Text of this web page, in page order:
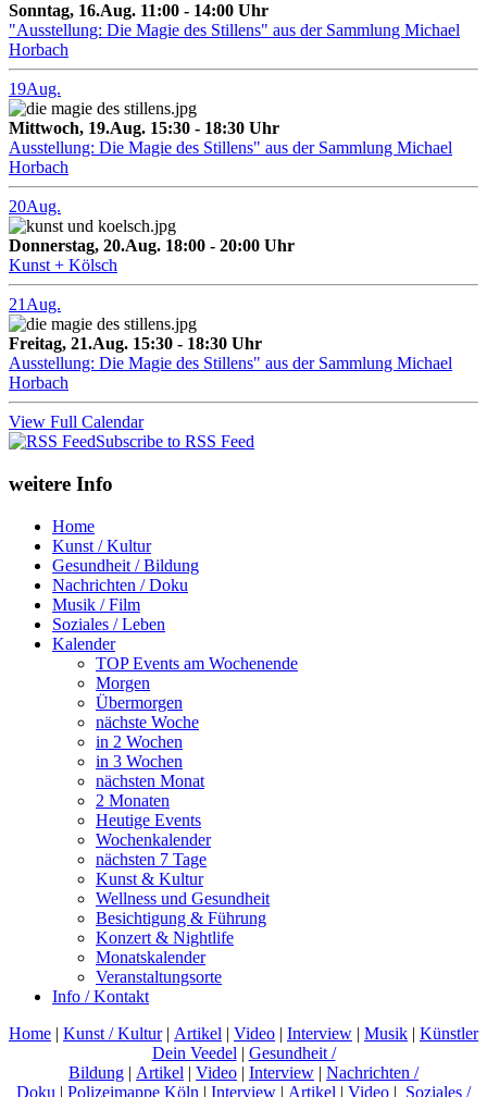
Sonntag, 16.Aug. 11:00 - 14:00 Uhr
"Ausstellung: Die Magie des Stillens" aus der Sammlung Michael
Horbach
19Aug.
Mittwoch, 19.Aug. 15:30 - 18:30 Uhr
Ausstellung: Die Magie des Stillens" aus der Sammlung Michael
Horbach
20Aug.
Donnerstag, 20.Aug. 18:00 - 20:00 Uhr
Kunst + Kölsch
21 Aug.
Freitag, 21.Aug. 15:30 - 18:30 Uhr
Ausstellung: Die Magie des Stillens" aus der Sammlung Michael
Horbach
View Full Calendar
Subscribe to RSS Feed
weitere Info
Home
Kunst / Kultur
Gesundheit / Bildung
Nachrichten / Doku
Musik / Film
Soziales / Leben
Kalender
TOP Events am Wochenende
Morgen
Übermorgen
nächste Woche
in 2 Wochen
in 3 Wochen
nächsten Monat
2 Monaten
Heutige Events
Wochenkalender
nächsten 7 Tage
Kunst & Kultur
Wellness und Gesundheit
Besichtigung & Führung
Konzert & Nightlife
Monatskalender
Veranstaltungsorte
Info / Kontakt
Home | Kunst / Kultur| Artikel | Video | Interview | Musik | Künstler
Dein Veedel | Gesundheit /
Bildung | Artikel | Video | Interview | Nachrichten /
Doku | Polizeimappe Köln | Interview | Artikel | Video | Soziales /